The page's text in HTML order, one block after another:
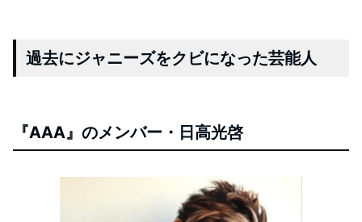
過去にジャニーズをクビになった芸能人
『AAA』のメンバー・日高光啓